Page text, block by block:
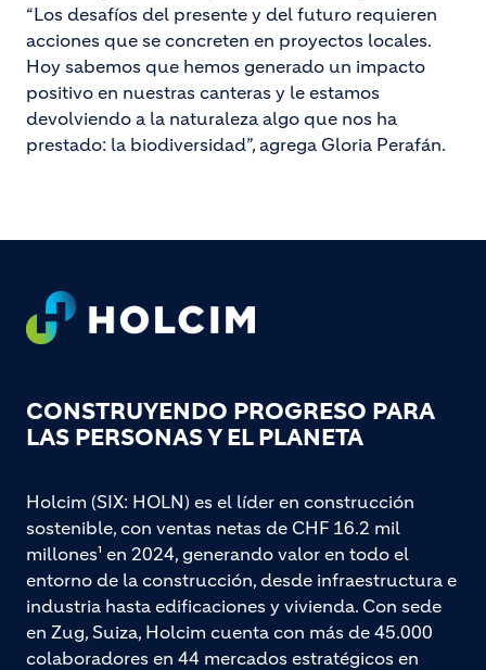
“Los desafíos del presente y del futuro requieren
acciones que se concreten en proyectos locales.
Hoy sabemos que hemos generado un impacto
positivo en nuestras canteras y le estamos
devolviendo a la naturaleza algo que nos ha
prestado: la biodiversidad”, agrega Gloria Perafán.
Footer
CONSTRUYENDO PROGRESO PARA
LAS PERSONAS Y EL PLANETA
Holcim (SIX: HOLN) es el líder en construcción
sostenible, con ventas netas de CHF 16.2 mil
millones¹ en 2024, generando valor en todo el
entorno de la construcción, desde infraestructura e
industria hasta edificaciones y vivienda. Con sede
en Zug, Suiza, Holcim cuenta con más de 45.000
colaboradores en 44 mercados estratégicos en